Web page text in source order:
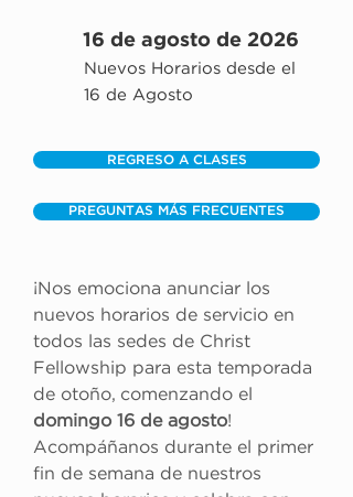
16 de agosto de 2026
Nuevos Horarios desde el
16 de Agosto
REGRESO A CLASES
PREGUNTAS MÁS FRECUENTES
¡Nos emociona anunciar los
nuevos horarios de servicio en
todos las sedes de Christ
Fellowship para esta temporada
de otoño, comenzando el
domingo 16 de agosto!
Acompáñanos durante el primer
fin de semana de nuestros